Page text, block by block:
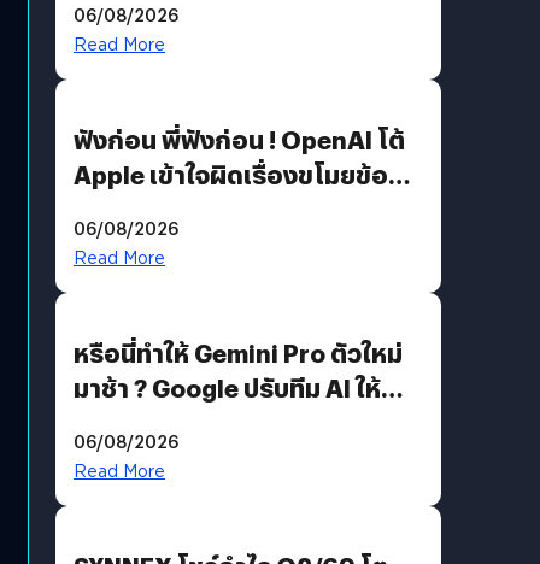
รหัสผ่านหลุด ไม่ใช่แฮกเกอร์
06/08/2026
Read More
ฟังก่อน พี่ฟังก่อน ! OpenAI โต้
Apple เข้าใจผิดเรื่องขโมยข้อมูล
06/08/2026
Read More
หรือนี่ทำให้ Gemini Pro ตัวใหม่
มาช้า ? Google ปรับทีม AI ให้
AGI
06/08/2026
Read More